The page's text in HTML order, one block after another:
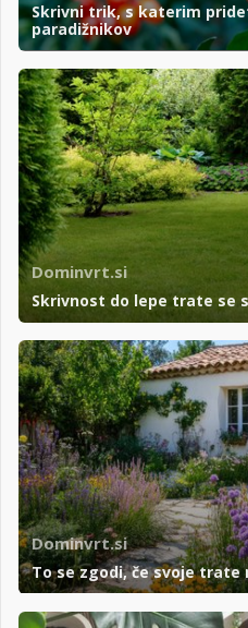
Skrivni trik, s katerim
paradižnikov
Dominvrt.si
Skrivnost do lepe trate se
Dominvrt.si
To se zgodi, če svoje trate